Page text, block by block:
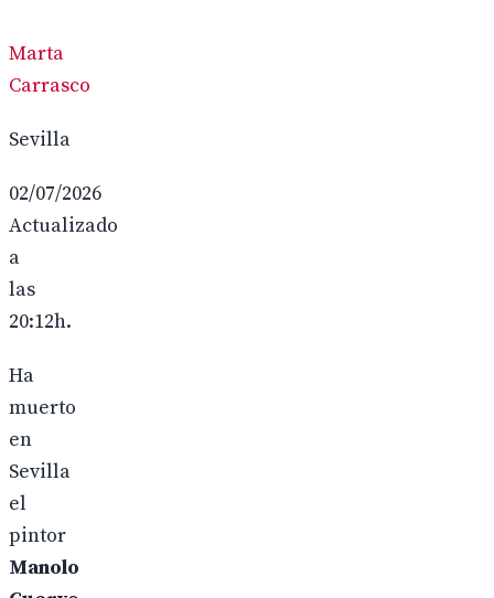
Marta
Carrasco
Sevilla
02/07/2026
Actualizado
a
las
20:12h.
Ha
muerto
en
Sevilla
el
pintor
Manolo